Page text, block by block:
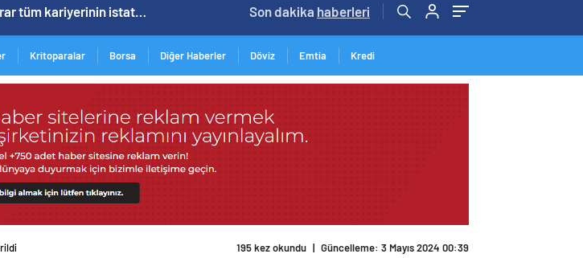
Cristiano Ronaldo’nun akıllara zarar tüm kariyerinin istatistiğini çıkardık ! 14:57 /
Son dakika haberleri
Kritoparalar Borsa Diğer Haberler Döviz Emtia Kredi
195 kez okundu | Güncelleme: 3 Mayıs 2024 00:39